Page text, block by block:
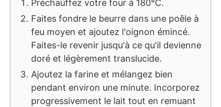
Préchauffez votre four à 180°C.
Faites fondre le beurre dans une poêle à
feu moyen et ajoutez l'oignon émincé.
Faites-le revenir jusqu'à ce qu'il devienne
doré et légèrement translucide.
Ajoutez la farine et mélangez bien
pendant environ une minute. Incorporez
progressivement le lait tout en remuant